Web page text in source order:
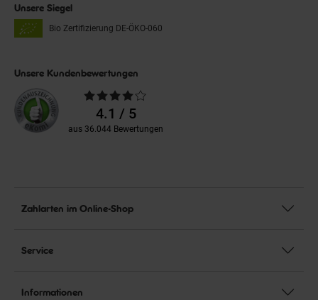
Unsere Siegel
Bio Zertifizierung DE-ÖKO-060
Unsere Kundenbewertungen
Durchschnittliche
Bewertungen4.1 / 5
aus 36.044 Bewertungen
Zahlarten im Online-Shop
Service
Informationen